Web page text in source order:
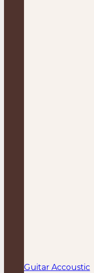
Guitar Accoustic